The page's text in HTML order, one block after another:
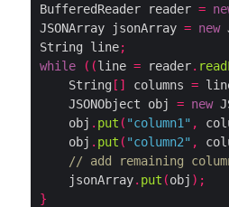
BufferedReader reader =
JSONArray jsonArray = new
String line;
while
((line = reader.
    String
[] columns =
    JSONObject obj
= new
    obj
. put ( "column1" ,
    obj
. put ( "column2" ,
// add remaining
    jsonArray
. put (obj );
}